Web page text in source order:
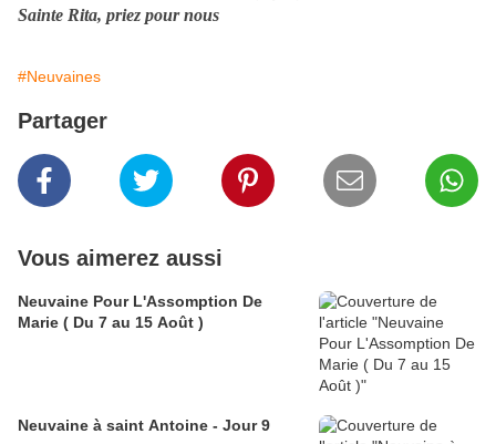
Sainte Rita, priez pour nous
#Neuvaines
Partager
Vous aimerez aussi
Neuvaine Pour L'Assomption De
Marie ( Du 7 au 15 Août )
Neuvaine à saint Antoine - Jour 9